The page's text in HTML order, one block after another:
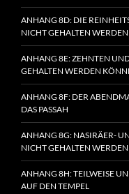
ANHANG 8D: DIE
NICHT GEHALTEN
ANHANG 8E: ZEHNTEN
GEHALTEN WERDEN
ANHANG 8F: DER
DAS PASSAH
ANHANG 8G: NASIRÄER-
NICHT GEHALTEN
ANHANG 8H: TEILWEISE
AUF DEN TEMPEL